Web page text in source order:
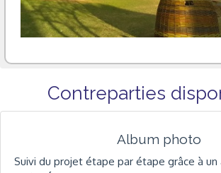
Contreparties
Album photo
Suivi du projet étape par étape grâce à